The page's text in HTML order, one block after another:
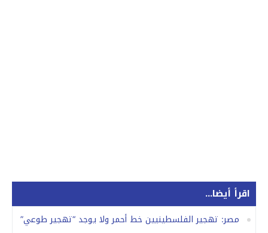
اقرأ أيضا...
مصر: تهجير الفلسطينيين خط أحمر ولا يوجد “تهجير طوعي”